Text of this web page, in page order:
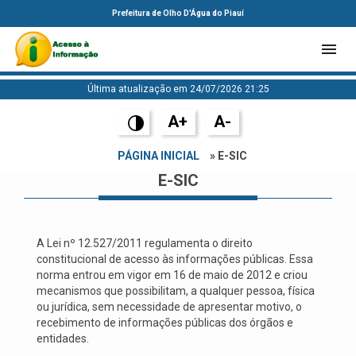
Prefeitura de Olho D'Água do Piauí
Última atualização em 24/07/2026 21:25
A+ A-
PÁGINA INICIAL » E-SIC
E-SIC
A Lei nº 12.527/2011 regulamenta o direito
constitucional de acesso às informações públicas. Essa
norma entrou em vigor em 16 de maio de 2012 e criou
mecanismos que possibilitam, a qualquer pessoa, física
ou jurídica, sem necessidade de apresentar motivo, o
recebimento de informações públicas dos órgãos e
entidades.